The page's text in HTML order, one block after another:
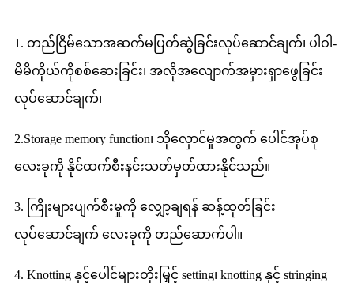
1. တည်ငြိမ်သောအဆက်မပြတ်ဆွဲခြင်းလုပ်ဆောင်ချက်၊ ပါဝါ-
မိမိကိုယ်ကိုစစ်ဆေးခြင်း၊ အလိုအလျောက်အမှားရှာဖွေခြင်း
လုပ်ဆောင်ချက်၊
2.Storage memory function၊ သိုလှောင်မှုအတွက် ပေါင်အုပ်စု
လေးခုကို နိုင်ထက်စီးနင်းသတ်မှတ်ထားနိုင်သည်။
3. ကြိုးများပျက်စီးမှုကို လျှော့ချရန် ဆန့်ထုတ်ခြင်း
လုပ်ဆောင်ချက် လေးခုကို တည်ဆောက်ပါ။
4. Knotting နှင့်ပေါင်များတိုးမြှင့် setting၊ knotting နှင့် stringing